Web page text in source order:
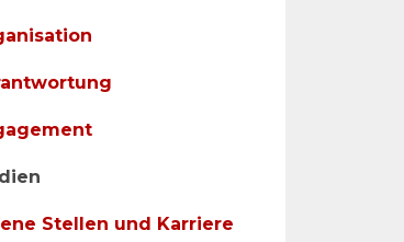
Stellen und Karriere